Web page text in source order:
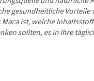
gesundheitliche
Maca ist, welche
sollten, es in Ihre